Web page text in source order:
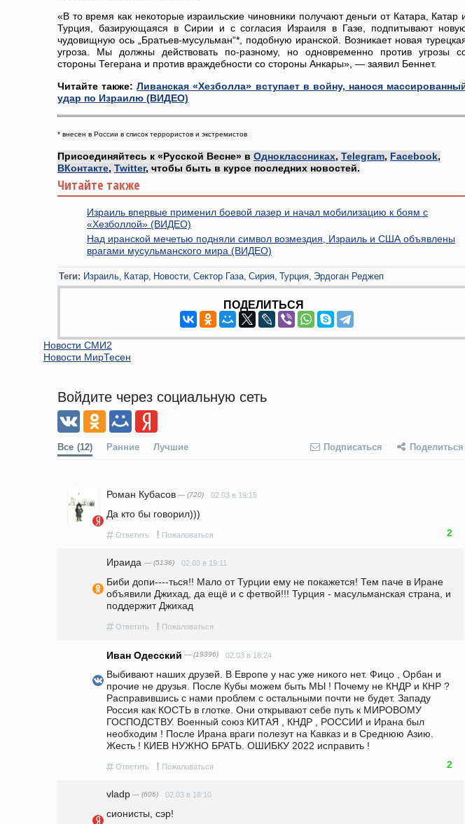
«В то время как некоторые израильские чиновники получают деньги от Катара, Катар
Турция, базирующаяся в Сирии и с согласия Израиля в Газе, подпитывают
чудовищную ось „Братьев-мусульман“*, подобную иранской. Возникает новая
угроза. Мы должны действовать по-разному, но одновременно против угрозы
стороны Тегерана и против враждебности со стороны Анкары», — заявил Беннет.
Читайте также:Ливанская «Хезболла» вступает в войну, нанося
удар по Израилю (ВИДЕО)
* внесен в России в список террористов и экстремистов
Присоединяйтесь к «Русской Весне» в Одноклассниках, Telegram, Facebook,
ВКонтакте, Twitter, чтобы быть в курсе последних новостей.
Читайте также
Израиль впервые применил боевой лазер и начал мобилизацию к боям с
«Хезболлой» (ВИДЕО)
Над иранской мечетью подняли символ возмездия, Израиль и США объявлены
врагами мусульманского мира (ВИДЕО)
Теги: Израиль Катар Новости Сектор Газа Сирия Турция Эрдоган Реджеп
ПОДЕЛИТЬСЯ
Новости СМИ2
Новости МирТесен
Войдите через социальную сеть
Все (12) Ранние Лучшие Подписаться Поделиться
Роман Кубасов — (720) 02.03 в 19:15
Да кто бы говорил)))
# Ответить ! Пожаловаться 2
Ираида — (5136) 02.03 в 19:11
Биби допи----ться!! Мало от Турции ему не покажется! Тем паче в Иране
объявили Джихад, да ещё и с фетвой!!! Турция - масульманская страна, и
поддержит Джихад
# Ответить ! Пожаловаться
Иван Одесский — (19396) 02.03 в 18:24
Выбивают наших друзей. В Европе у нас уже никого нет. Фицо , Орбан и
прочие не друзья. После Кубы можем быть МЫ ! Почему не КНДР и КНР ?
Расправившись с нами проблем с остальными почти не будет. Западу
Россия как КОСТЬ в глотке. Они открывают себе путь к МИРОВОМУ
ГОСПОДСТВУ. Военный союз КИТАЯ , КНДР , РОССИИ и Ирана был
необходим ! После Ирана враги полезут на Кавказ и в Среднюю Азию.
Жесть ! КИЕВ НУЖНО БРАТЬ. ОШИБКУ 2022 исправить !
# Ответить ! Пожаловаться 2
vladp — (606) 02.03 в 18:10
сионисты, сэр!